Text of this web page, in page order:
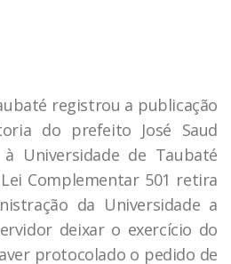
registrou a publicação
do prefeito José Saud
à Universidade de Taubaté
Complementar 501 retira
da Universidade a
deixar o exercício do
protocolado o pedido de